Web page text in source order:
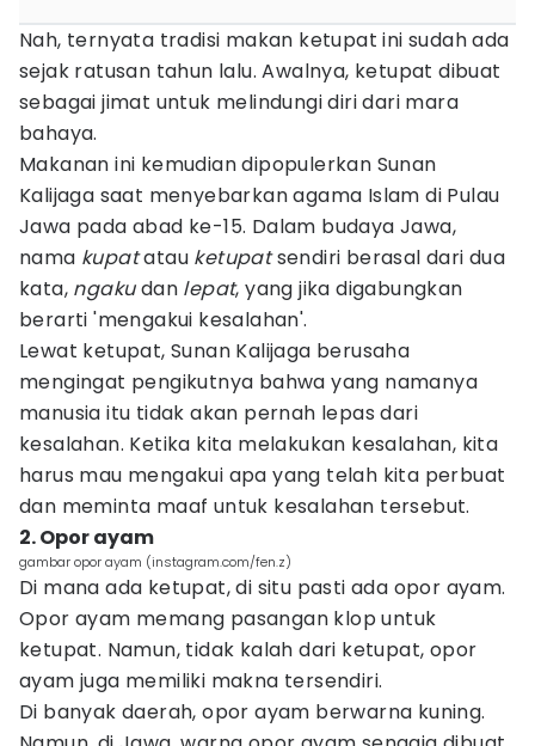
Nah, ternyata tradisi makan ketupat ini sudah ada
sejak ratusan tahun lalu. Awalnya, ketupat dibuat
sebagai jimat untuk melindungi diri dari mara
bahaya.
Makanan ini kemudian dipopulerkan Sunan
Kalijaga saat menyebarkan agama Islam di Pulau
Jawa pada abad ke-15. Dalam budaya Jawa,
nama kupatatau ketupatsendiri berasal dari dua
kata, ngakudan lepat, yang jika digabungkan
berarti 'mengakui kesalahan'.
Lewat ketupat, Sunan Kalijaga berusaha
mengingat pengikutnya bahwa yang namanya
manusia itu tidak akan pernah lepas dari
kesalahan. Ketika kita melakukan kesalahan, kita
harus mau mengakui apa yang telah kita perbuat
dan meminta maaf untuk kesalahan tersebut.
2. Opor ayam
gambar opor ayam (instagram.com/fen.z)
Di mana ada ketupat, di situ pasti ada opor ayam.
Opor ayam memang pasangan klop untuk
ketupat. Namun, tidak kalah dari ketupat, opor
ayam juga memiliki makna tersendiri.
Di banyak daerah, opor ayam berwarna kuning.